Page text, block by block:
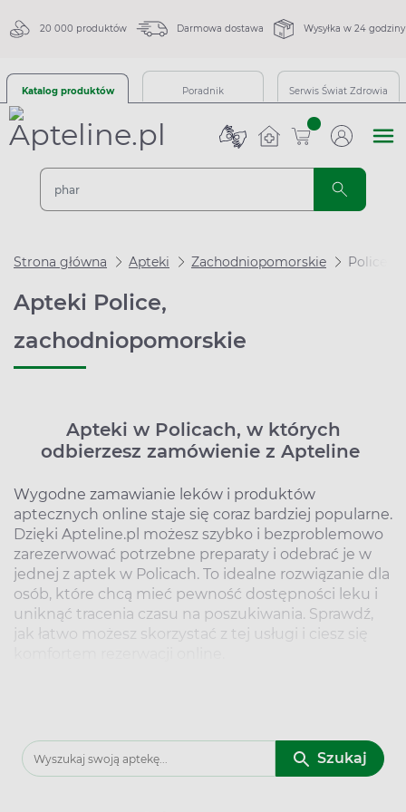
20 000 produktów Darmowa dostawa Wysyłka w 24 godziny
Katalog produktów Poradnik Serwis Świat Zdrowia
sztuk
Strona główna Apteki Zachodniopomorskie Police
Apteki Police,
zachodniopomorskie
Apteki w Policach, w których
odbierzesz zamówienie z Apteline
Wygodne zamawianie leków i produktów
aptecznych online staje się coraz bardziej popularne.
Dzięki Apteline.pl możesz szybko i bezproblemowo
zarezerwować potrzebne preparaty i odebrać je w
jednej z aptek w Policach. To idealne rozwiązanie dla
osób, które chcą mieć pewność dostępności leku i
uniknąć tracenia czasu na poszukiwania. Sprawdź,
jak łatwo możesz skorzystać z tej usługi i ciesz się
zamówienie z Apteline
Szukaj